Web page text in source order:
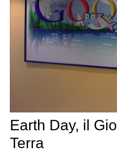
Earth Day, il
Terra